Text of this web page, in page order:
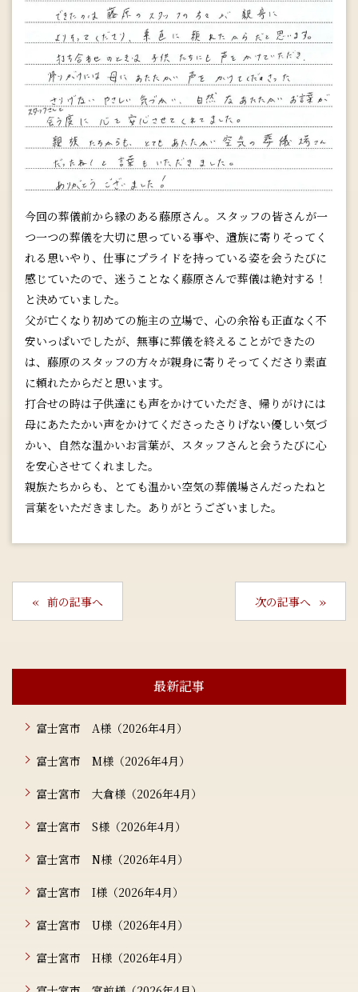
今回の葬儀前から縁のある藤原さん。スタッフの皆さんが一
つ一つの葬儀を大切に思っている事や、遺族に寄りそってく
れる思いやり、仕事にプライドを持っている姿を会うたびに
感じていたので、迷うことなく藤原さんで葬儀は絶対する！
と決めていました。
父が亡くなり初めての施主の立場で、心の余裕も正直なく不
安いっぱいでしたが、無事に葬儀を終えることができたの
は、藤原のスタッフの方々が親身に寄りそってくださり素直
に頼れたからだと思います。
打合せの時は子供達にも声をかけていただき、帰りがけには
母にあたたかい声をかけてくださったさりげない優しい気づ
かい、自然な温かいお言葉が、スタッフさんと会うたびに心
を安心させてくれました。
親族たちからも、とても温かい空気の葬儀場さんだったねと
言葉をいただきました。ありがとうございました。
前の記事へ 次の記事へ
最新記事
富士宮市 A様（2026年4月）
富士宮市 M様（2026年4月）
富士宮市 大倉様（2026年4月）
富士宮市 S様（2026年4月）
富士宮市 N様（2026年4月）
富士宮市 I様（2026年4月）
富士宮市 U様（2026年4月）
富士宮市 H様（2026年4月）